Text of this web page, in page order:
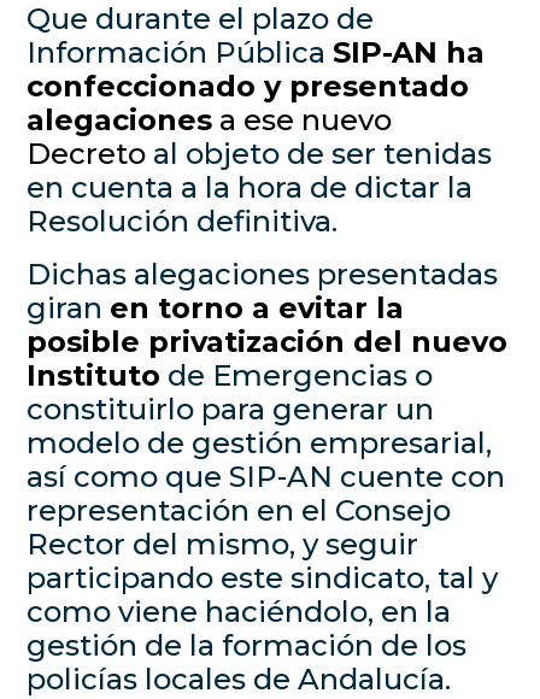
Que durante el plazo de
Información PúblicaSIP-AN ha
confeccionado y presentado
alegaciones a ese nuevo
Decreto al objeto de ser tenidas
en cuenta a la hora de dictar la
Resolución definitiva.
Dichas alegaciones presentadas
giran en torno a evitar la
posible privatización del nuevo
Instituto de Emergencias o
constituirlo para generar un
modelo de gestión empresarial,
así como que SIP-AN cuente con
representación en el Consejo
Rector del mismo, y seguir
participando este sindicato, tal y
como viene haciéndolo, en la
gestión de la formación de los
policías locales de Andalucía.